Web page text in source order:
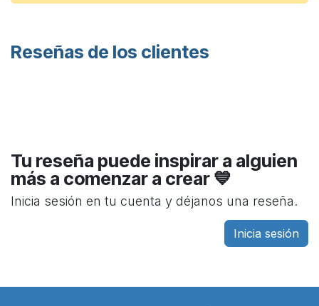
Reseñas de los clientes
Tu reseña puede inspirar a alguien
más a comenzar a crear 💙
Inicia sesión en tu cuenta y déjanos una reseña.
Inicia sesión